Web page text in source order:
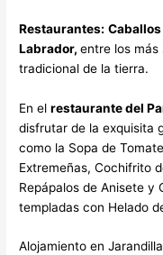
Restaurantes: Caballos
Labrador,entre los más
tradicional de la tierra.
En elrestaurante del
disfrutar de la exquisita
como la Sopa de
Extremeñas, Cochifrito
Repápalos de Anisete y
templadas con Helado
Alojamiento en